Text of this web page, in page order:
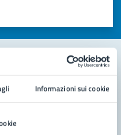
Informazioni sui cookie
(da 1 a 5 stelle)
per valutare la chiarezza delle
su 5
su 5